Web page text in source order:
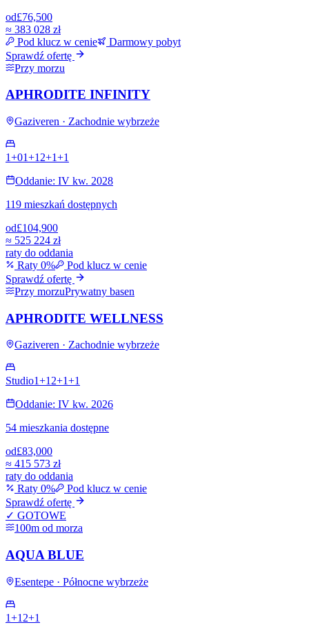
od£76,500
≈ 383 028 zł
Pod klucz w cenie
Darmowy pobyt
Sprawdź ofertę
Przy morzu
APHRODITE INFINITY
Gaziveren · Zachodnie wybrzeże
1+01+1 2+1+1
Oddanie: IV kw. 2028
119 mieszkań dostępnych
od£104,900
≈ 525 224 zł
raty do oddania
Raty 0%
Pod klucz w cenie
Sprawdź ofertę
Przy morzuPrywatny basen
APHRODITE WELLNESS
Gaziveren · Zachodnie wybrzeże
Studio1+12+1+1
Oddanie: IV kw. 2026
54 mieszkania dostępne
od£83,000
≈ 415 573 zł
raty do oddania
Raty 0%
Pod klucz w cenie
Sprawdź ofertę
✓ GOTOWE
100m od morza
AQUA BLUE
Esentepe · Północne wybrzeże
1+1 2+1